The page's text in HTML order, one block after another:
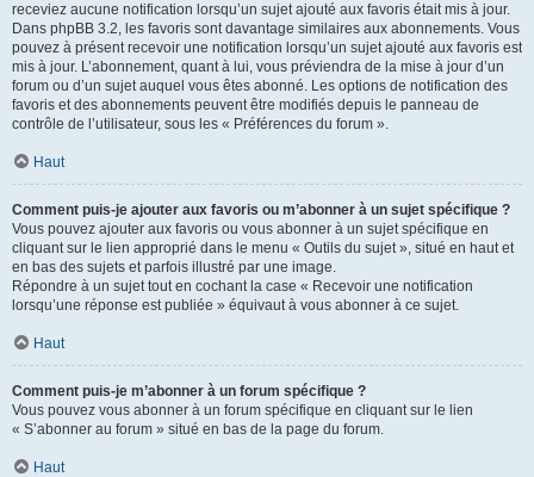
receviez aucune notification lorsqu’un sujet ajouté aux favoris était mis à jour.
Dans phpBB 3.2, les favoris sont davantage similaires aux abonnements. Vous
pouvez à présent recevoir une notification lorsqu’un sujet ajouté aux favoris est
mis à jour. L’abonnement, quant à lui, vous préviendra de la mise à jour d’un
forum ou d’un sujet auquel vous êtes abonné. Les options de notification des
favoris et des abonnements peuvent être modifiés depuis le panneau de
contrôle de l’utilisateur, sous les « Préférences du forum ».
Haut
Comment puis-je ajouter aux favoris ou m’abonner à un sujet spécifique ?
Vous pouvez ajouter aux favoris ou vous abonner à un sujet spécifique en
cliquant sur le lien approprié dans le menu « Outils du sujet », situé en haut et
en bas des sujets et parfois illustré par une image.
Répondre à un sujet tout en cochant la case « Recevoir une notification
lorsqu’une réponse est publiée » équivaut à vous abonner à ce sujet.
Haut
Comment puis-je m’abonner à un forum spécifique ?
Vous pouvez vous abonner à un forum spécifique en cliquant sur le lien
« S’abonner au forum » situé en bas de la page du forum.
Haut